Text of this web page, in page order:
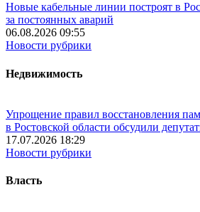
Новые кабельные линии построят в
за постоянных аварий
06.08.2026 09:55
Новости рубрики
Недвижимость
Упрощение правил восстановления
в Ростовской области обсудили
17.07.2026 18:29
Новости рубрики
Власть